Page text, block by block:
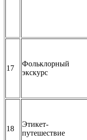
17
Фольклорный
экскурс
18
Этикет-
путешествие